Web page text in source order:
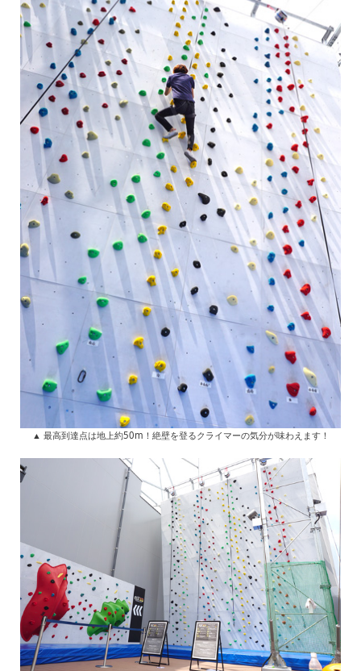
▲ 最高到達点は地上約50m！絶壁を登るクライマーの気分が味わえます！